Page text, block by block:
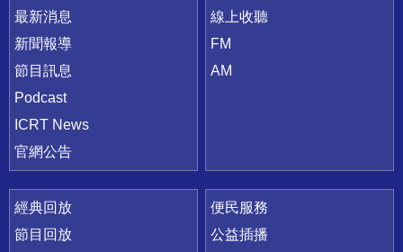
最新消息
新聞報導
節目訊息
Podcast
ICRT News
官網公告
線上收聽
FM
AM
經典回放
節目回放
便民服務
公益插播